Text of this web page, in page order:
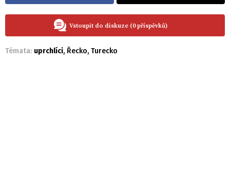
Vstoupit do diskuze (0 příspěvků)
Témata: uprchlíci, Řecko, Turecko